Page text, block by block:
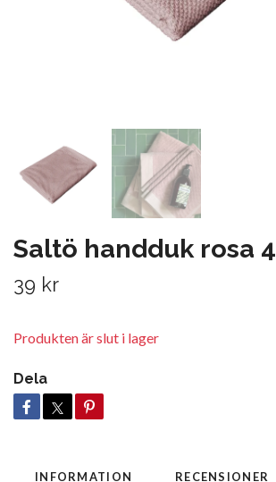
Saltö handduk rosa
39 kr
Produkten är slut i lager
Dela
INFORMATION RECENSIONER